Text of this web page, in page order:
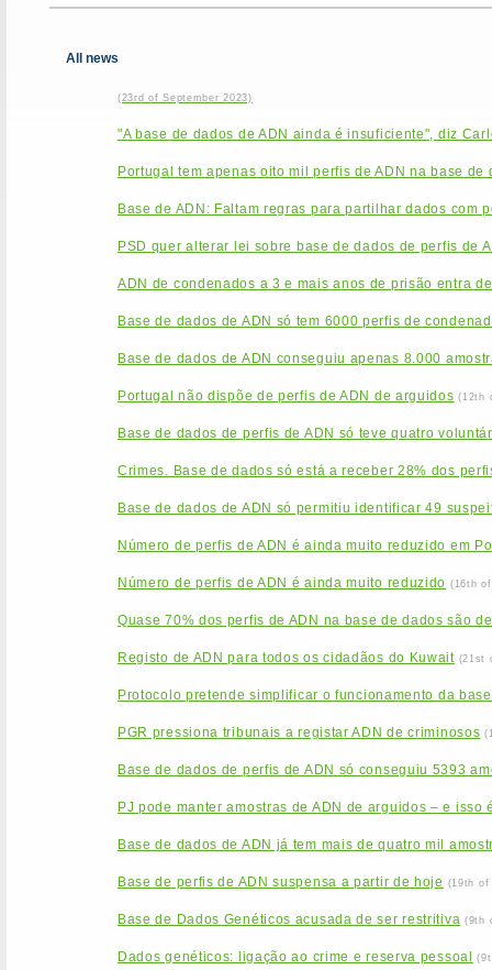
All news
(23rd of September 2023)
"A base de dados de ADN ainda é insuficiente", diz
Portugal tem apenas oito mil perfis de ADN na base de
Base de ADN: Faltam regras para partilhar dados com
PSD quer alterar lei sobre base de dados de perfis de
ADN de condenados a 3 e mais anos de prisão entra
Base de dados de ADN só tem 6000 perfis de
Base de dados de ADN conseguiu apenas 8.000
Portugal não dispõe de perfis de ADN de arguidos (12th
Base de dados de perfis de ADN só teve quatro
Crimes. Base de dados só está a receber 28% dos
Base de dados de ADN só permitiu identificar 49
Número de perfis de ADN é ainda muito reduzido em
Número de perfis de ADN é ainda muito reduzido (16th
Quase 70% dos perfis de ADN na base de dados são
Registo de ADN para todos os cidadãos do Kuwait (21st
Protocolo pretende simplificar o funcionamento da
PGR pressiona tribunais a registar ADN de criminosos
Base de dados de perfis de ADN só conseguiu 5393
PJ pode manter amostras de ADN de arguidos – e isso
Base de dados de ADN já tem mais de quatro mil
Base de perfis de ADN suspensa a partir de hoje (19th of
Base de Dados Genéticos acusada de ser restritiva (9th
Dados genéticos: ligação ao crime e reserva pessoal